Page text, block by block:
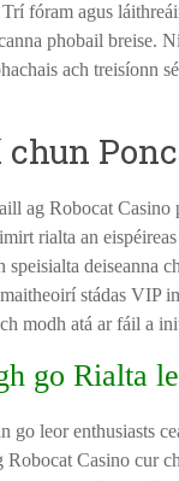
Trí fóram agus
phobail breise.
ach treisíonn
chun
ag Robocat
rialta an
speisialta deiseanna
stádas VIP
modh atá ar fáil a
go Rialta
go leor enthusiasts
Casino cur